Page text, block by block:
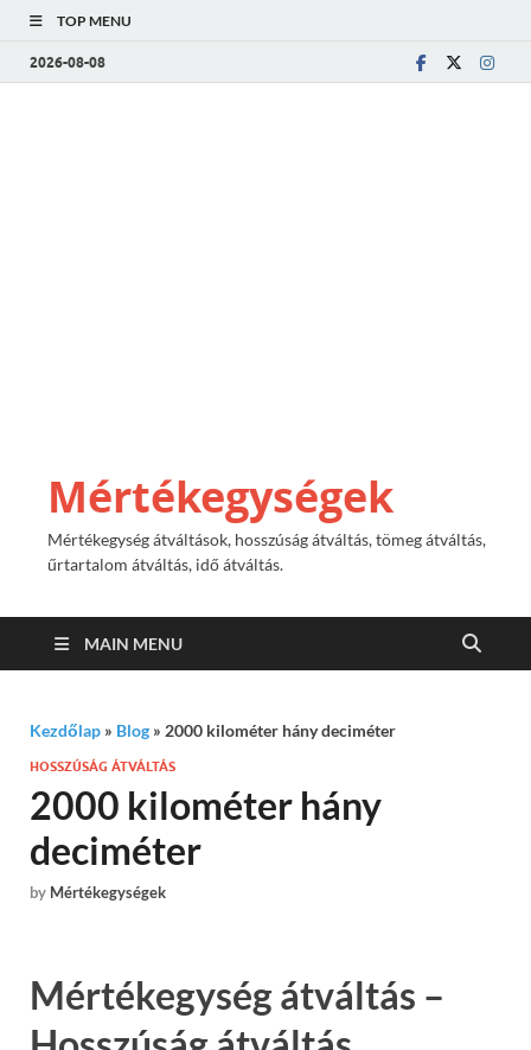
TOP MENU
2026-08-08
Mértékegységek
Mértékegység átváltások, hosszúság átváltás, tömeg átváltás,
űrtartalom átváltás, idő átváltás.
MAIN MENU
Kezdőlap » Blog » 2000 kilométer hány deciméter
HOSSZÚSÁG ÁTVÁLTÁS
2000 kilométer hány
deciméter
by Mértékegységek
Mértékegység átváltás –